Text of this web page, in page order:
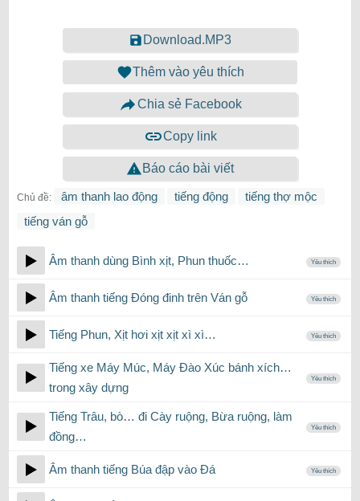
Download.MP3
Thêm vào yêu thích
Chia sẻ Facebook
Copy link
Báo cáo bài viết
Chủ đề: âm thanh lao động tiếng động
tiếng thợ mộc
tiếng ván gỗ
Âm thanh dùng Bình xịt, Phun thuốc… Yêu thích
Âm thanh tiếng Đóng đinh trên Ván gỗ Yêu thích
Tiếng Phun, Xịt hơi xịt xịt xì xì… Yêu thích
Tiếng xe Máy Múc, Máy Đào Xúc bánh xích…
trong xây dựng
Yêu thích
Tiếng Trâu, bò… đi Cày ruộng, Bừa ruộng, làm
đồng…
Yêu thích
Âm thanh tiếng Búa đập vào Đá Yêu thích